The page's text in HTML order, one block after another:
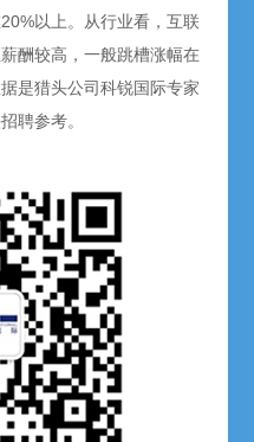
以上。从行业看，互联
酬较高，一般跳槽涨幅在
是猎头公司科锐国际专家
聘参考。